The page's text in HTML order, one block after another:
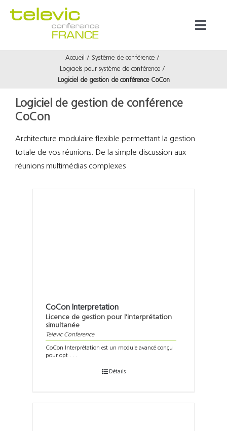
Accueil
Système de conférence
Logiciels pour système de conférence
Logiciel de gestion de conférence CoCon
Logiciel de gestion de conférence
CoCon
Architecture modulaire flexible permettant la gestion
totale de vos réunions. De la simple discussion aux
réunions multimédias complexes
CoCon Interpretation
Licence de gestion pour l'interprétation
simultanée
Televic Conference
CoCon Interprétation est un module avancé conçu
pour opt . . .
Détails